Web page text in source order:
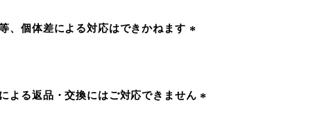
、個体差による対応はできかねます
)
よる返品・交換にはご対応できません